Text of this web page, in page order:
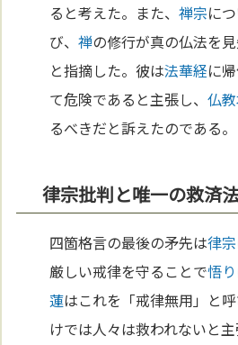
ると考えた。また、禅宗に
び、禅の修行が真の仏法を
と指摘した。彼は法華経に
て危険であると主張し、仏教
るべきだと訴えたのである。
律宗批判と唯一の救済
四箇格言の最後の矛先は律宗
厳しい戒律を守ることで悟り
蓮はこれを「戒律無用」と
けでは人々は救われないと主